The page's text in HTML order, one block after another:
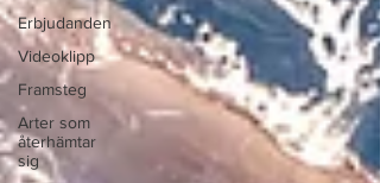
Erbjudanden
Videoklipp
Framsteg
Arter som
återhämtar
sig